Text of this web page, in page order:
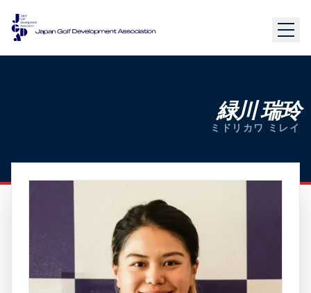
緑川 瑞玲
ミドリカワ ミレイ